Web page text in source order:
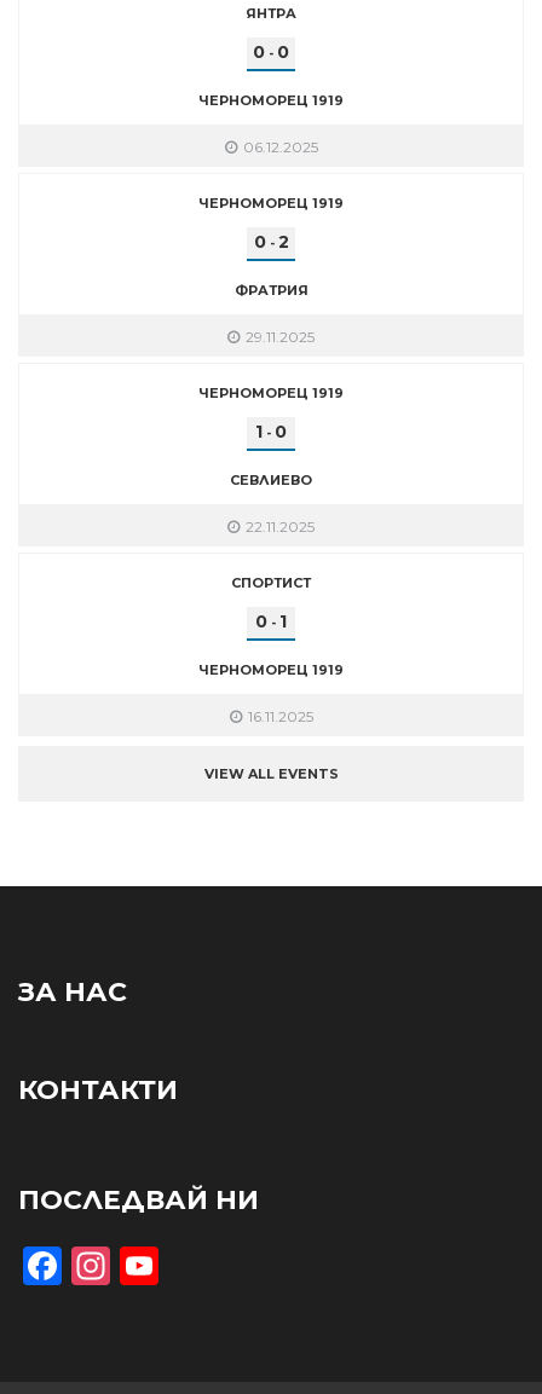
ЯНТРА
0 - 0
ЧЕРНОМОРЕЦ 1919
06.12.2025
ЧЕРНОМОРЕЦ 1919
0- 2
ФРАТРИЯ
29.11.2025
ЧЕРНОМОРЕЦ 1919
1 - 0
СЕВЛИЕВО
22.11.2025
СПОРТИСТ
0 - 1
ЧЕРНОМОРЕЦ 1919
16.11.2025
VIEW ALL EVENTS
ЗА НАС
КОНТАКТИ
ПОСЛЕДВАЙ НИ
Facebook
Instagram